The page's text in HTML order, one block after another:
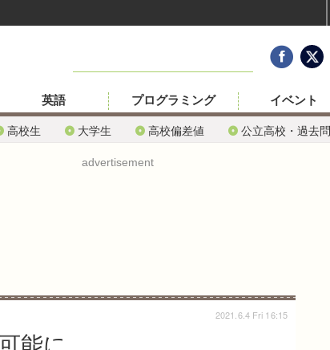
高校生 大学生 高校偏差値 公立高校・過去問
英語 プログラミング イベント
advertisement
能に
2021.6.4 Fri 16:15